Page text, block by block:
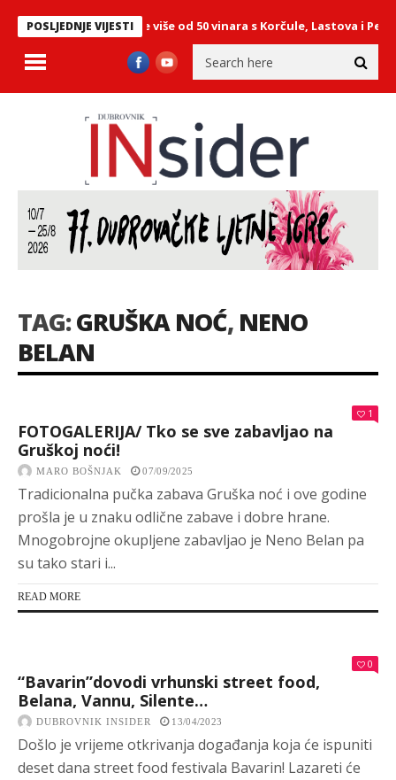
POSLJEDNJE VIJESTI
Predstavilo se više od 50 vinara s Korčule, Lastova i Pelješca
TAG:GRUŠKA NOĆ, NENO
BELAN
1
FOTOGALERIJA/ Tko se sve zabavljao na
Gruškoj noći!
MARO BOŠNJAK 07/09/2025
Tradicionalna pučka zabava Gruška noć i ove godine
prošla je u znaku odlične zabave i dobre hrane.
Mnogobrojne okupljene zabavljao je Neno Belan pa
su tako stari i...
READ MORE
0
“Bavarin”dovodi vrhunski street food,
Belana, Vannu, Silente…
DUBROVNIK INSIDER 13/04/2023
Došlo je vrijeme otkrivanja događanja koja će ispuniti
deset dana street food festivala Bavarin! Lazareti će